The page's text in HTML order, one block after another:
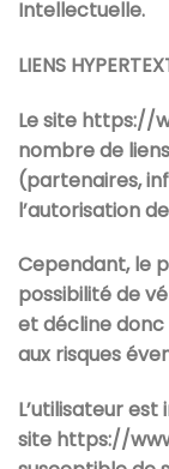
Intellectuelle.
LIENS
Le site https://
nombre de
(partenaires,
l’autorisation
Cependant, le
possibilité de
et décline
aux risques
L’utilisateur
site https://